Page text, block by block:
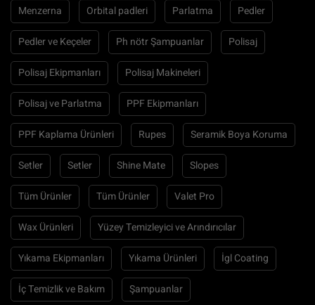
Menzerna Orbital padleri Parlatma Pedler
Pedler ve Keçeler Ph nötr Şampuanlar Polisaj
Polisaj Ekipmanları Polisaj Makineleri
Polisaj ve Parlatma PPF Ekipmanları
PPF Kaplama Ürünleri Rupes Seramik Boya Koruma
Setler Setler Shine Mate Slopes
Tüm Ürünler Tüm Ürünler Valet Pro
Wax Ürünleri Yüzey Temizleyici ve Arındırıcılar
Yıkama Ekipmanları Yıkama Ürünleri İgl Coating
İç Temizlik ve Bakım Şampuanlar